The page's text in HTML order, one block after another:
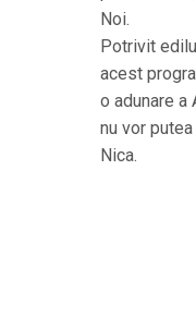
Noi.
Potrivit
acest
o adunare a
nu vor
Nica.